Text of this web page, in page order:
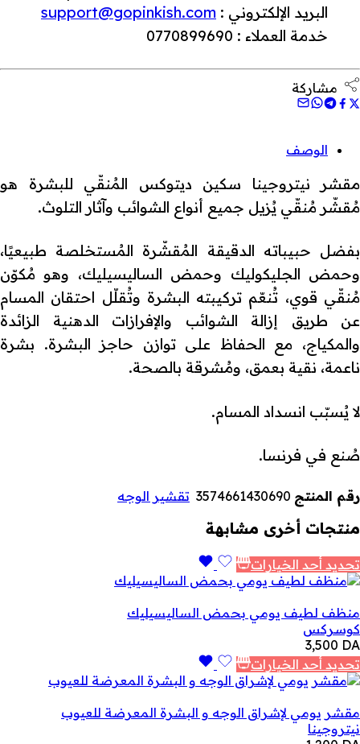
البريد الإلكتروني : support@gopinkish.com
خدمة العملاء : 0770899690
مشاركة
الوصف
مقشر نيتروجينا سكين ديتوكس المُنقّي للبشرة هو
مُقشّر مُنقّي يُزيل جميع أنواع الشوائب وآثار التلوث.
بفضل حبيباته الدقيقة المُقشّرة المُستخلصة طبيعيًا،
وحمض الجليكوليك وحمض الساليسيليك، وهو مُكوّن
مُنقّي قوي، تُنعّم تركيبته البشرة وتُقلّل احتقان المسام
عن طريق إزالة الشوائب والإفرازات الدهنية الزائدة
والمكياج، مع الحفاظ على توازن حاجز البشرة. بشرة
ناعمة، نقية بعمق، ومُشرقة بالصحة.
لا يُسبّب انسداد المسام.
صُنع في فرنسا.
رقم المنتج 3574661430690 تقشير الوجه
منتجات أخرى مشابهة
تحديد أحد الخيارات
منظف ​​لطيف يومي بحمض الساليسيليك
كوسركس
3,500 DA
تحديد أحد الخيارات
مقشر يومي لإشراق الوجه و البشرة المعرضة للعيوب
نيتروجينا